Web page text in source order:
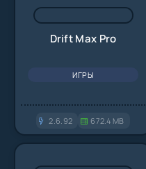
Drift Max Pro
ИГРЫ
2.6.92 672.4 MB